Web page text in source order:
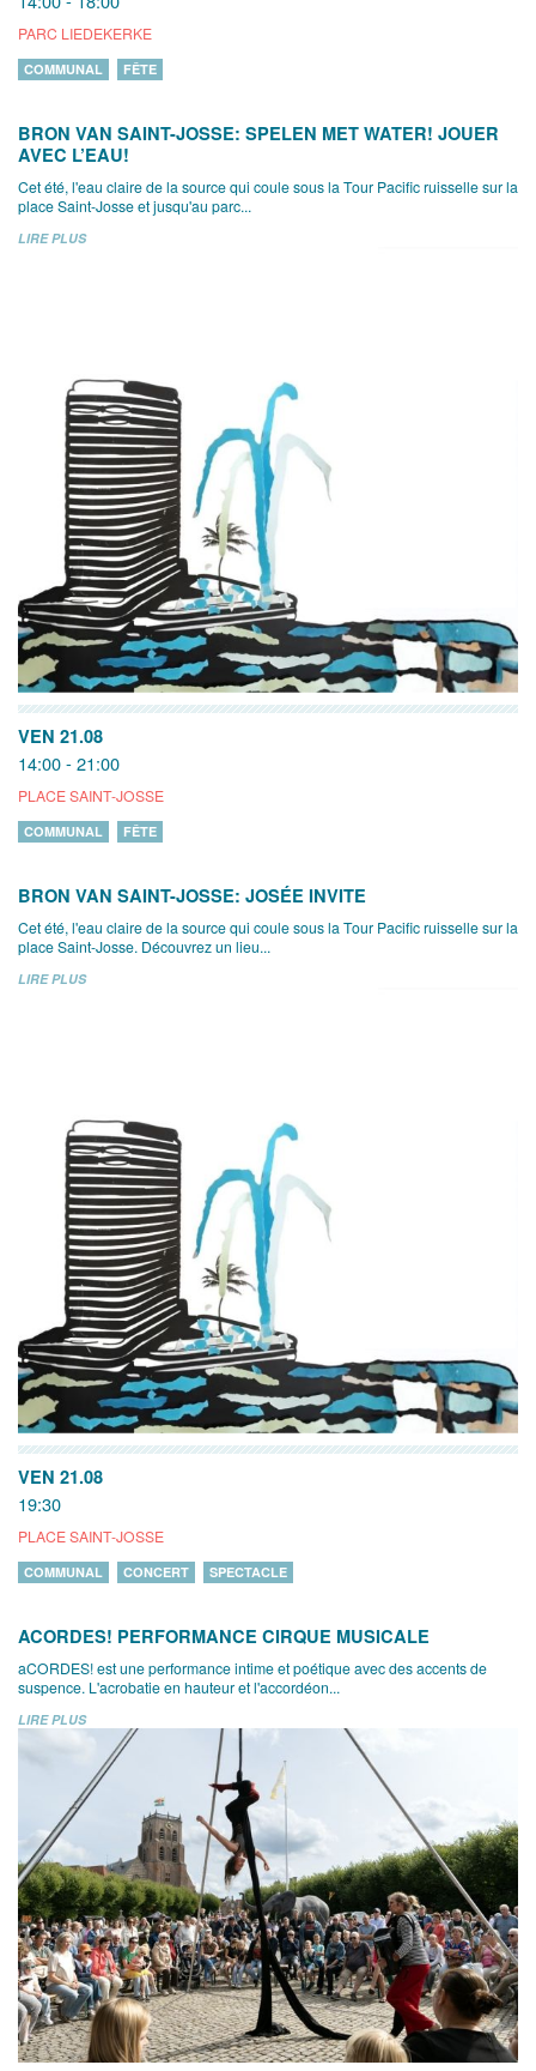
PARC LIEDEKERKE
COMMUNAL FÊTE
BRON VAN SAINT-JOSSE: SPELEN MET WATER! JOUER
AVEC L’EAU!
Cet été, l'eau claire de la source qui coule sous la Tour Pacific ruisselle sur la
place Saint-Josse et jusqu'au parc...
LIRE PLUS
VEN 21.08
14:00 - 21:00
PLACE SAINT-JOSSE
COMMUNAL FÊTE
BRON VAN SAINT-JOSSE: JOSÉE INVITE
Cet été, l'eau claire de la source qui coule sous la Tour Pacific ruisselle sur la
place Saint-Josse. Découvrez un lieu...
LIRE PLUS
VEN 21.08
19:30
PLACE SAINT-JOSSE
COMMUNAL CONCERT SPECTACLE
ACORDES! PERFORMANCE CIRQUE MUSICALE
aCORDES! est une performance intime et poétique avec des accents de
suspence. L'acrobatie en hauteur et l'accordéon...
LIRE PLUS